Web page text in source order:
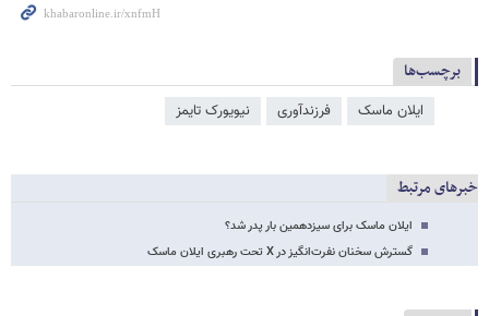
برچسب‌ها
ایلان ماسک فرزندآوری نیویورک تایمز
خبرهای مرتبط
ایلان ماسک برای سیزدهمین بار پدر شد؟
گسترش سخنان نفرت‌انگیز در X تحت رهبری ایلان ماسک